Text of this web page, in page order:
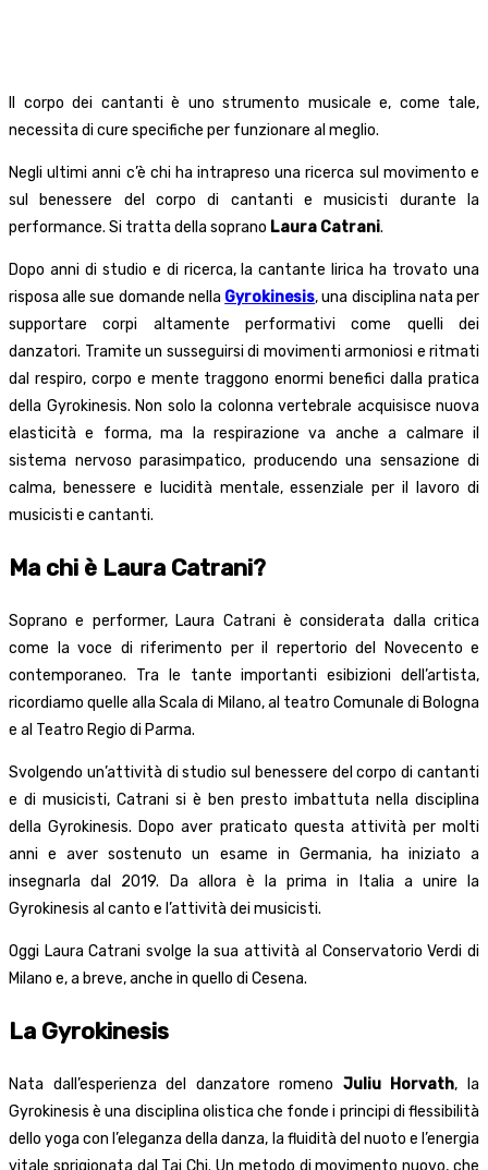
Il corpo dei cantanti è uno strumento musicale e, come tale,
necessita di cure specifiche per funzionare al meglio.
Negli ultimi anni c’è chi ha intrapreso una ricerca sul movimento e
sul benessere del corpo di cantanti e musicisti durante la
performance. Si tratta della soprano Laura Catrani.
Dopo anni di studio e di ricerca, la cantante lirica ha trovato una
risposa alle sue domande nella Gyrokinesis, una disciplina nata per
supportare corpi altamente performativi come quelli dei
danzatori. Tramite un susseguirsi di movimenti armoniosi e ritmati
dal respiro, corpo e mente traggono enormi benefici dalla pratica
della Gyrokinesis. Non solo la colonna vertebrale acquisisce nuova
elasticità e forma, ma la respirazione va anche a calmare il
sistema nervoso parasimpatico, producendo una sensazione di
calma, benessere e lucidità mentale, essenziale per il lavoro di
musicisti e cantanti.
Ma chi è Laura Catrani?
Soprano e performer, Laura Catrani è considerata dalla critica
come la voce di riferimento per il repertorio del Novecento e
contemporaneo. Tra le tante importanti esibizioni dell’artista,
ricordiamo quelle alla Scala di Milano, al teatro Comunale di Bologna
e al Teatro Regio di Parma.
Svolgendo un’attività di studio sul benessere del corpo di cantanti
e di musicisti, Catrani si è ben presto imbattuta nella disciplina
della Gyrokinesis. Dopo aver praticato questa attività per molti
anni e aver sostenuto un esame in Germania, ha iniziato a
insegnarla dal 2019. Da allora è la prima in Italia a unire la
Gyrokinesis al canto e l’attività dei musicisti.
Oggi Laura Catrani svolge la sua attività al Conservatorio Verdi di
Milano e, a breve, anche in quello di Cesena.
La Gyrokinesis
Nata dall’esperienza del danzatore romeno Juliu Horvath, la
Gyrokinesis è una disciplina olistica che fonde i principi di flessibilità
dello yoga con l’eleganza della danza, la fluidità del nuoto e l’energia
vitale sprigionata dal Tai Chi. Un metodo di movimento nuovo, che